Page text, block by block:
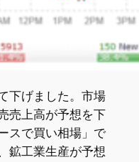
下げました。市場
売上高が予想を下
スで買い相場」で
鉱工業生産が予想